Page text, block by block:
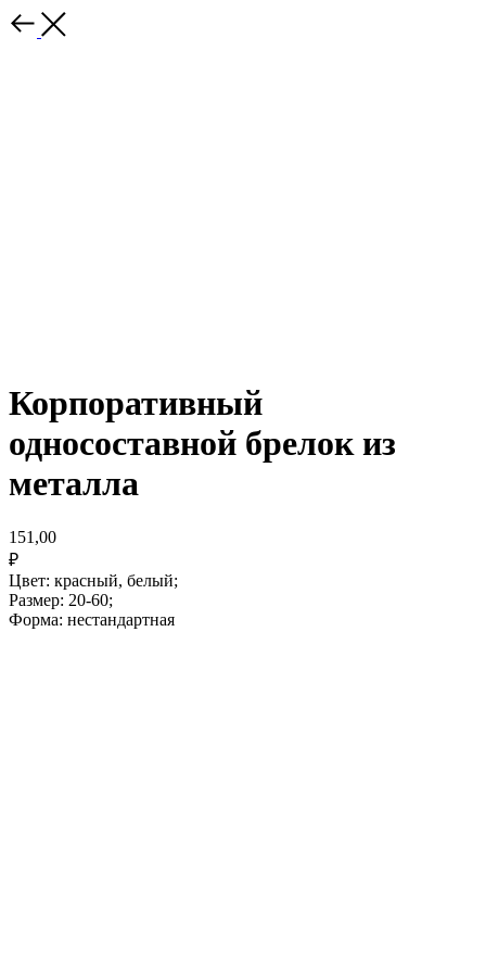
Корпоративный
односоставной брелок из
металла
151,00
₽
Цвет: красный, белый;
Размер: 20-60;
Форма: нестандартная